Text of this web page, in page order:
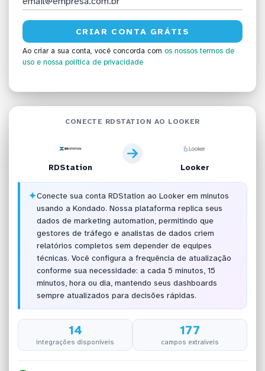
Ao criar a sua conta, você concorda com os nossos termos de
uso e nossa política de privacidade
CONECTE RDSTATION AO LOOKER
RDStation Looker
✦Conecte sua conta RDStation ao Looker em minutos
usando a Kondado. Nossa plataforma replica seus
dados de marketing automation, permitindo que
gestores de tráfego e analistas de dados criem
relatórios completos sem depender de equipes
técnicas. Você configura a frequência de atualização
conforme sua necessidade: a cada 5 minutos, 15
minutos, hora ou dia, mantendo seus dashboards
sempre atualizados para decisões rápidas.
14
integrações disponíveis
177
campos extraíveis